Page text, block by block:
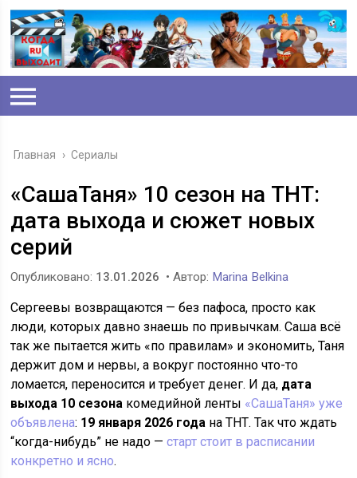
Главная › Сериалы
«СашаТаня» 10 сезон на ТНТ:
дата выхода и сюжет новых
серий
Опубликовано: 13.01.2026 • Автор: Marina Belkina
Сергеевы возвращаются — без пафоса, просто как
люди, которых давно знаешь по привычкам. Саша всё
так же пытается жить «по правилам» и экономить, Таня
держит дом и нервы, а вокруг постоянно что-то
ломается, переносится и требует денег. И да, дата
выхода 10 сезона комедийной ленты «СашаТаня» уже
объявлена: 19 января 2026 года на ТНТ. Так что ждать
“когда-нибудь” не надо —старт стоит в расписании
конкретно и ясно.